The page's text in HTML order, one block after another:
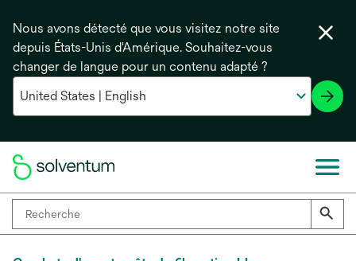
Nous avons détecté que vous visitez notre site
depuis États-Unis d'Amérique. Souhaitez-vous
changer de langue pour un contenu adapté ?